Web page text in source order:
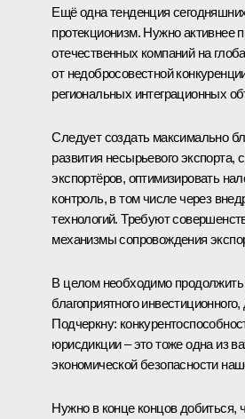
Ещё одна тенденция
протекционизм. Нужно активнее
отечественных компаний на
от недобросовестной
региональных интеграционных
Следует создать максимально
развития несырьевого экспорта,
экспортёров, оптимизировать
контроль, в том числе через
технологий. Требуют
механизмы сопровождения
В целом необходимо
благоприятного
Подчеркну:
юрисдикции – это тоже одна из
экономической безопасности
Нужно в конце концов